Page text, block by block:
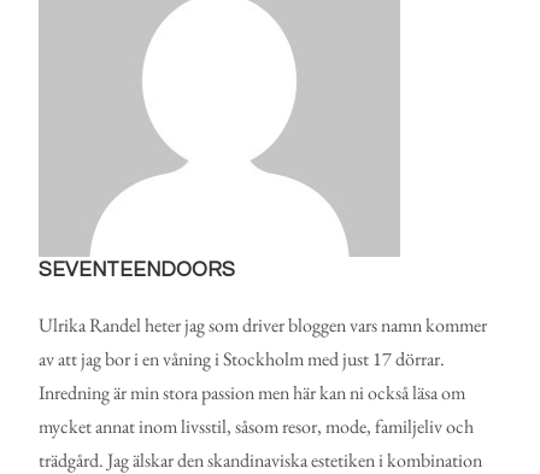
SEVENTEENDOORS
Ulrika Randel heter jag som driver bloggen vars namn kommer
av att jag bor i en våning i Stockholm med just 17 dörrar.
Inredning är min stora passion men här kan ni också läsa om
mycket annat inom livsstil, såsom resor, mode, familjeliv och
trädgård. Jag älskar den skandinaviska estetiken i kombination